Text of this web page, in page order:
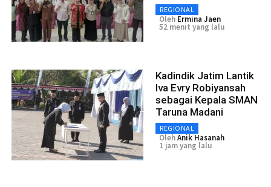
REGIONAL
Oleh Ermina Jaen
52 menit yang lalu
Kadindik Jatim Lantik
Iva Evry Robiyansah
sebagai Kepala SMAN
Taruna Madani
REGIONAL
OlehAnik Hasanah
1 jam yang lalu